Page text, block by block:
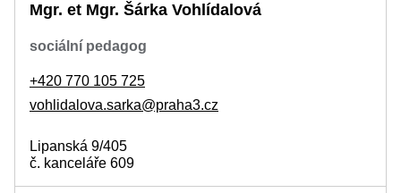
Mgr. et Mgr. Šárka Vohlídalová
sociální pedagog
+420 770 105 725
vohlidalova.sarka@praha3.cz
Lipanská 9/405
č. kanceláře 609